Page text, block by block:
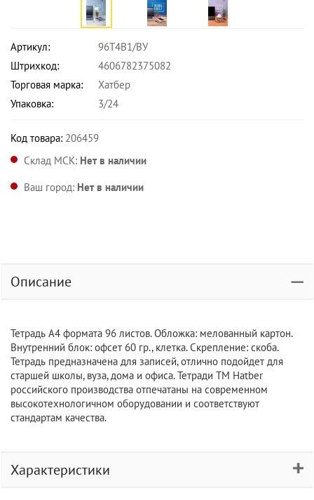
Артикул:
96Т4В1/ВУ
Штрихкод:
4606782375082
Торговая марка:
Хатбер
Упаковка:
3/24
Код товара: 206459
Склад МСК: Нет в наличии
Ваш город: Нет в наличии
Описание
Тетрадь А4 формата 96 листов. Обложка: мелованный картон.
Внутренний блок: офсет 60 гр., клетка. Скрепление: скоба.
Тетрадь предназначена для записей, отлично подойдет для
старшей школы, вуза, дома и офиса. Тетради ТМ Hatber
российского производства отпечатаны на современном
высокотехнологичном оборудовании и соответствуют
стандартам качества.
Характеристики